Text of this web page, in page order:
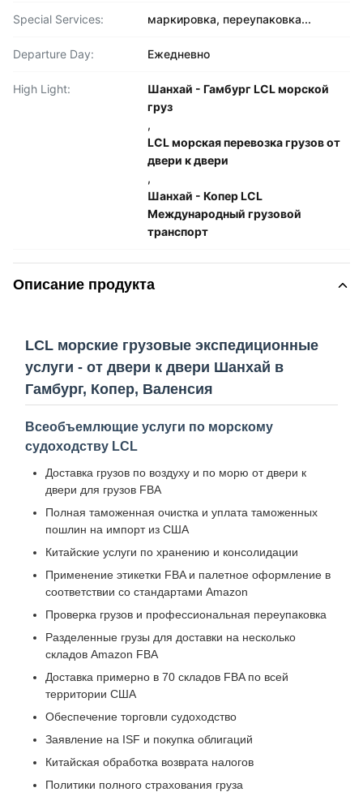
Special Services: маркировка, переупаковка...
Departure Day: Ежедневно
High Light:
Шанхай - Гамбург LCL морской
груз
,
LCL морская перевозка грузов от
двери к двери
,
Шанхай - Копер LCL
Международный грузовой
транспорт
Описание продукта
LCL морские грузовые экспедиционные
услуги - от двери к двери Шанхай в
Гамбург, Копер, Валенсия
Всеобъемлющие услуги по морскому
судоходству LCL
Доставка грузов по воздуху и по морю от двери к
двери для грузов FBA
Полная таможенная очистка и уплата таможенных
пошлин на импорт из США
Китайские услуги по хранению и консолидации
Применение этикетки FBA и палетное оформление в
соответствии со стандартами Amazon
Проверка грузов и профессиональная переупаковка
Разделенные грузы для доставки на несколько
складов Amazon FBA
Доставка примерно в 70 складов FBA по всей
территории США
Обеспечение торговли судоходство
Заявление на ISF и покупка облигаций
Китайская обработка возврата налогов
Политики полного страхования груза